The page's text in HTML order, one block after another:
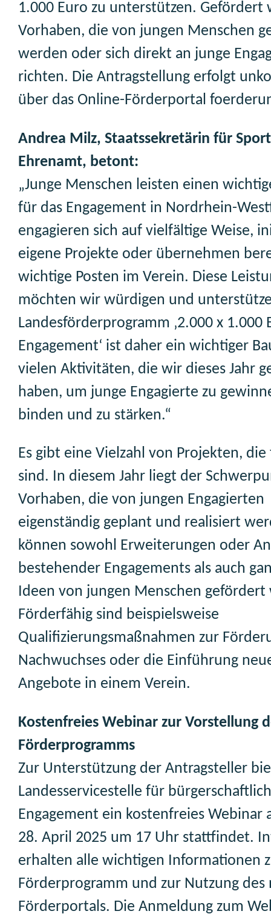
1.000 Euro zu unterstützen. Gefördert
Vorhaben, die von jungen Menschen
werden oder sich direkt an junge
richten. Die Antragstellung erfolgt
über das Online-Förderportal
Andrea Milz, Staatssekretärin für
Ehrenamt, betont:
„Junge Menschen leisten einen
für das Engagement in Nordrhein-
engagieren sich auf vielfältige Weise,
eigene Projekte oder übernehmen
wichtige Posten im Verein. Diese
möchten wir würdigen und
Landesförderprogramm ‚2.000 x 1.000
Engagement‘ ist daher ein wichtiger
vielen Aktivitäten, die wir dieses Jahr
haben, um junge Engagierte zu
binden und zu stärken.“
Es gibt eine Vielzahl von Projekten,
sind. In diesem Jahr liegt der
Vorhaben, die von jungen Engagierten
eigenständig geplant und realisiert
können sowohl Erweiterungen oder
bestehender Engagements als auch
Ideen von jungen Menschen gefördert
Förderfähig sind beispielsweise
Qualifizierungsmaßnahmen zur
Nachwuchses oder die Einführung
Angebote in einem Verein.
Kostenfreies Webinar zur Vorstellung
Förderprogramms
Zur Unterstützung der Antragsteller
Landesservicestelle für
Engagement ein kostenfreies Webinar
28. April 2025 um 17 Uhr stattfindet.
erhalten alle wichtigen Informationen
Förderprogramm und zur Nutzung des
Förderportals. Die Anmeldung zum